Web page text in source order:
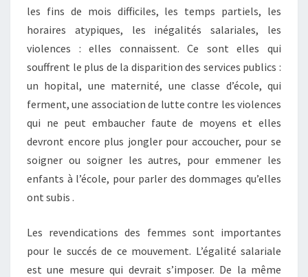
les fins de mois difficiles, les temps partiels, les
horaires atypiques, les inégalités salariales, les
violences : elles connaissent. Ce sont elles qui
souffrent le plus de la disparition des services publics :
un hopital, une maternité, une classe d’école, qui
ferment, une association de lutte contre les violences
qui ne peut embaucher faute de moyens et elles
devront encore plus jongler pour accoucher, pour se
soigner ou soigner les autres, pour emmener les
enfants à l’école, pour parler des dommages qu’elles
ont subis .
Les revendications des femmes sont importantes
pour le succés de ce mouvement. L’égalité salariale
est une mesure qui devrait s’imposer. De la même